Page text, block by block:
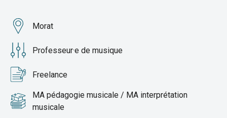
Morat
Professeur·e de musique
Freelance
MA pédagogie musicale / MA interprétation
musicale